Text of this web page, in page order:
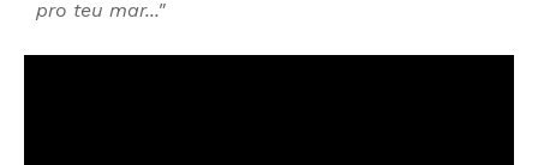
pro teu mar..."